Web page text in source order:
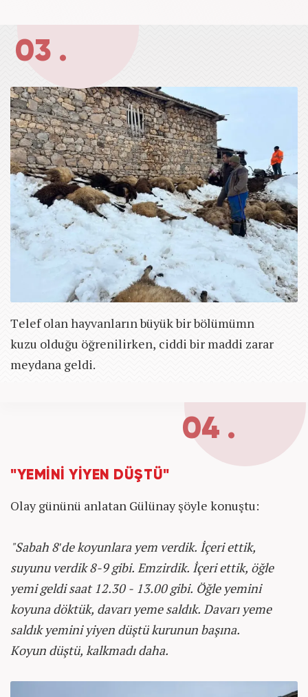
03 .
Telef olan hayvanların büyük bir bölümümn
kuzu olduğu öğrenilirken, ciddi bir maddi zarar
meydana geldi.
04 .
"YEMİNİ YİYEN DÜŞTÜ"
Olay gününü anlatan Gülünay şöyle konuştu:
"Sabah 8'de koyunlara yem verdik. İçeri ettik,
suyunu verdik 8-9 gibi. Emzirdik. İçeri ettik, öğle
yemi geldi saat 12.30 - 13.00 gibi. Öğle yemini
koyuna döktük, davarı yeme saldık. Davarı yeme
saldık yemini yiyen düştü kurunun başına.
Koyun düştü, kalkmadı daha.